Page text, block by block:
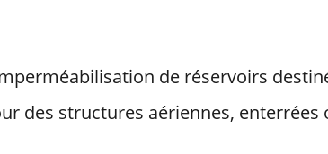
de réservoirs
des structures aériennes,